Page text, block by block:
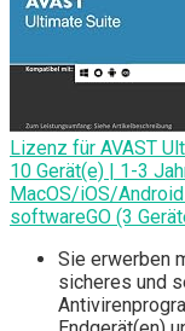
Lizenz für AVAST
10 Gerät(e) | 1-3
MacOS/iOS/
softwareGO (3
Sie erwerben
sicheres und